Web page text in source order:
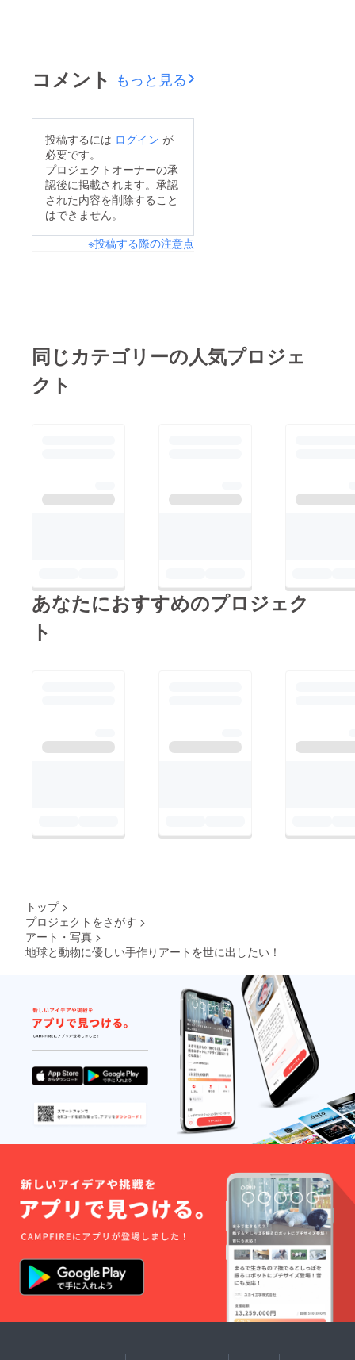
コメント もっと見る
投稿するには ログイン が
必要です。
プロジェクトオーナーの承
認後に掲載されます。承認
された内容を削除すること
はできません。
※投稿する際の注意点
同じカテゴリーの人気プロジェ
クト
あなたにおすすめのプロジェク
ト
トップ >
プロジェクトをさがす >
アート・写真 >
地球と動物に優しい手作りアートを世に出したい！